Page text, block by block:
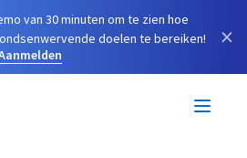
van 30 minuten om te zien hoe
doelen te bereiken!
×